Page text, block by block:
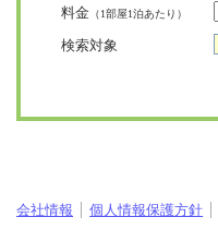
料金 （1部屋1泊あたり）
検索対象
会社情報 個人情報保護方針